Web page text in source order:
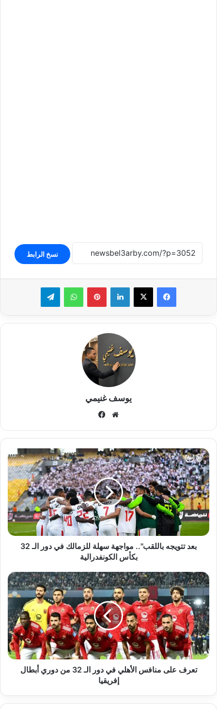
نسخ الرابط
لينكدإن بينتيريستواتساب تيلقرام
يوسف غنيمي
موقع
بعد
تتويجه
باللقب"..
مواجهة
سهلة
للزمالك
في
دور
الـ
بعد تتويجه باللقب".. مواجهة سهلة للزمالك في دور الـ 32
بكأس الكونفدرالية
تعرف
على
منافس
الأهلي
في
دور
الـ
32
من
دوري
تعرف على منافس الأهلي في دور الـ 32 من دوري أبطال
إفريقيا